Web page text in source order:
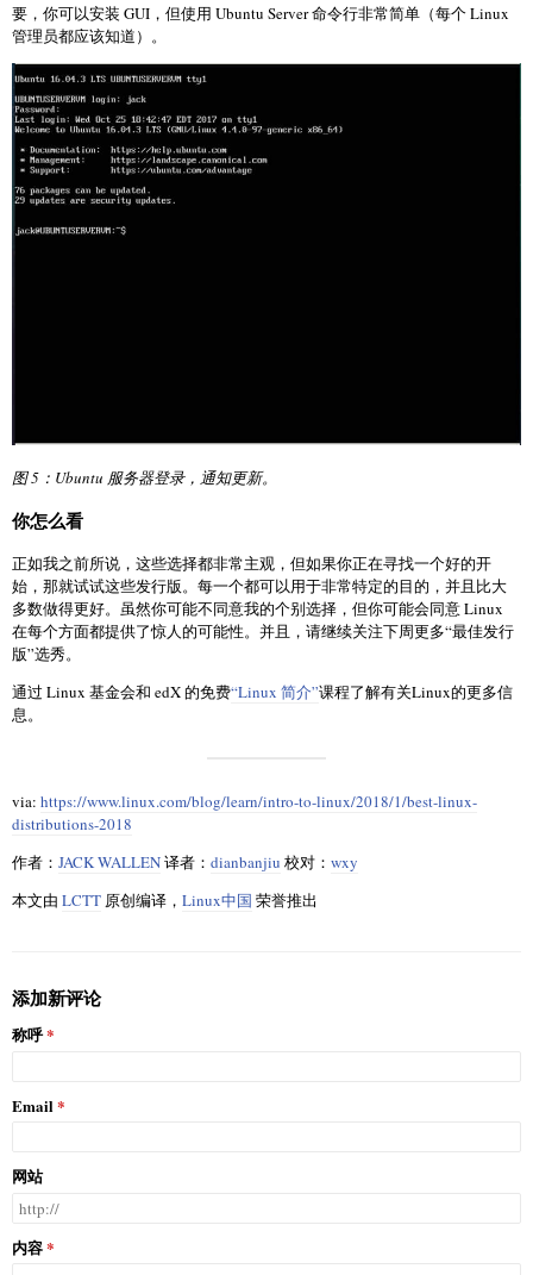
要，你可以安装 GUI，但使用 Ubuntu Server 命令行非常简单（每个 Linux
管理员都应该知道）。
图 5：Ubuntu 服务器登录，通知更新。
你怎么看
正如我之前所说，这些选择都非常主观，但如果你正在寻找一个好的开
始，那就试试这些发行版。每一个都可以用于非常特定的目的，并且比大
多数做得更好。虽然你可能不同意我的个别选择，但你可能会同意 Linux
在每个方面都提供了惊人的可能性。并且，请继续关注下周更多“最佳发行
版”选秀。
通过 Linux 基金会和 edX 的免费“Linux 简介”课程了解有关Linux的更多信
息。
via: https://www.linux.com/blog/learn/intro-to-linux/2018/1/best-linux-
distributions-2018
作者： JACK WALLEN译者： dianbanjiu 校对： wxy
本文由 LCTT 原创编译， Linux中国 荣誉推出
添加新评论
称呼
Email
网站
内容